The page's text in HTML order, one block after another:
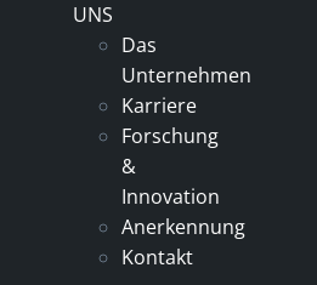
UNS
Das
Unternehmen
Karriere
Forschung
&
Innovation
Anerkennung
Kontakt